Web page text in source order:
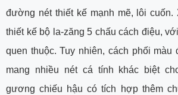
đường nét thiết kế mạnh mẽ, lôi cuốn.
thiết kế bộ la-zăng 5 chấu cách điệu,
quen thuộc. Tuy nhiên, cách phối
mang nhiều nét cá tính khác biệt
gương chiếu hậu có tích hợp thêm